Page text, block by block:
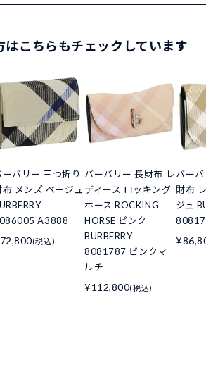
はこちらもチェックしています
ーバリー 三つ折り
布 メンズ ベージュ
A3888
(税込)
バーバリー 長財布 レ
ディース ロッキング
ホース ROCKING
HORSE ピンク
BURBERRY
8081787 ピンクマ
ルチ
¥112,800(税込)
バー
財布
ジュ